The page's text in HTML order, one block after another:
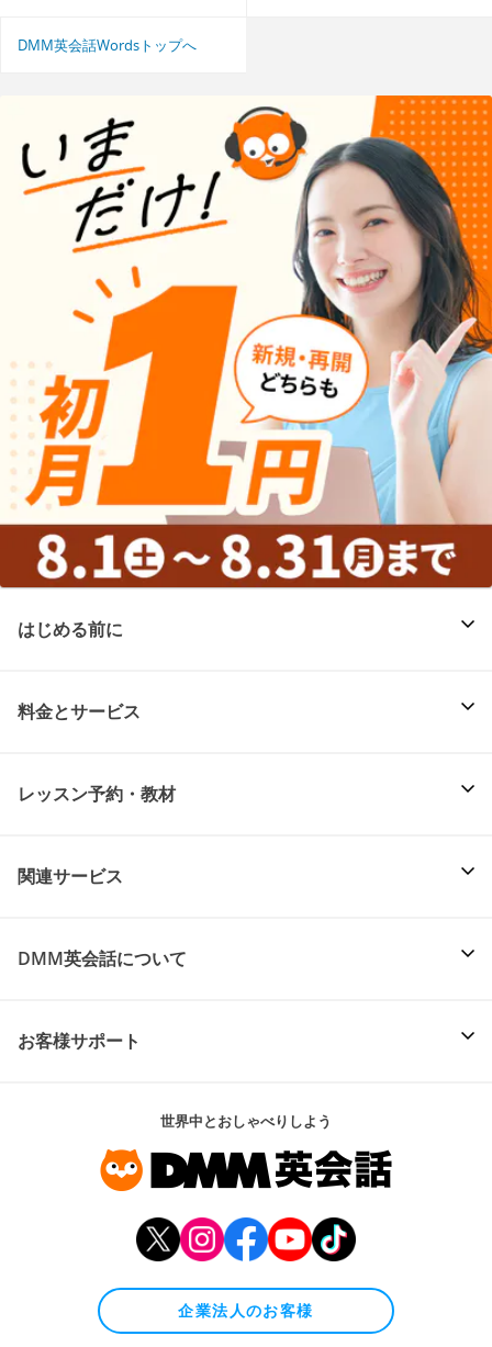
DMM英会話Wordsトップへ
はじめる前に
料金とサービス
レッスン予約・教材
関連サービス
DMM英会話について
お客様サポート
世界中とおしゃべりしよう
企業法人のお客様